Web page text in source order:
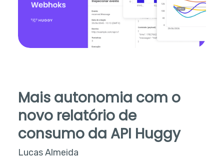
Mais autonomia com o
novo relatório de
consumo da API Huggy
Lucas Almeida